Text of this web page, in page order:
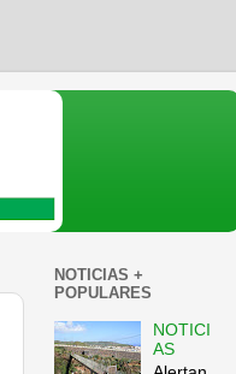
NOTICIAS +
POPULARES
NOTICI
AS